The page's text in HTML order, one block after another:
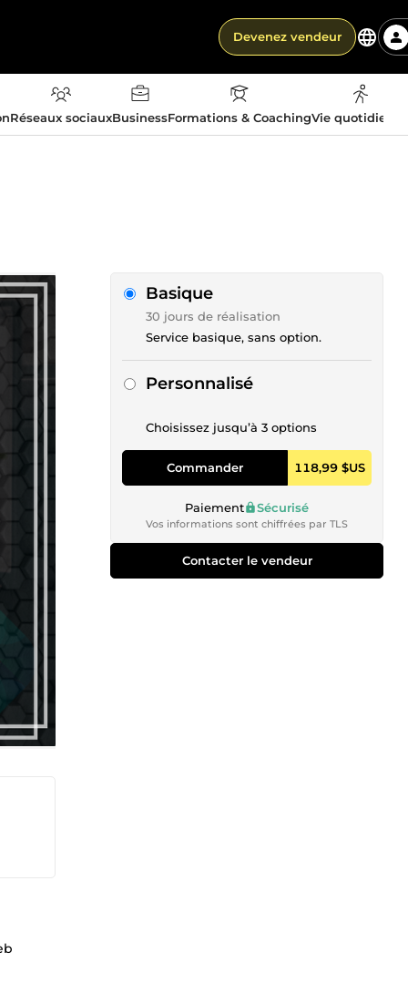
Devenez vendeur
Réseaux sociauxBusinessFormations & CoachingVie
Basique
30 jours de réalisation
Service basique, sans option.
Personnalisé
Choisissez jusqu’à 3 options
Commander 118,99 $US
Paiement Sécurisé
Vos informations sont chiffrées par TLS
Contacter le vendeur